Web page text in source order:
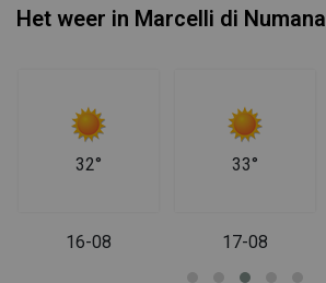
Het weer in Marcelli di Numana
32°
16-08
33°
17-08